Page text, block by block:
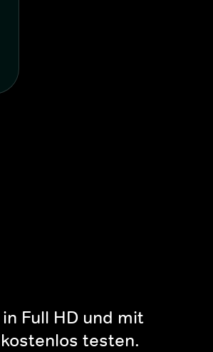
Full HD und mit
testen.